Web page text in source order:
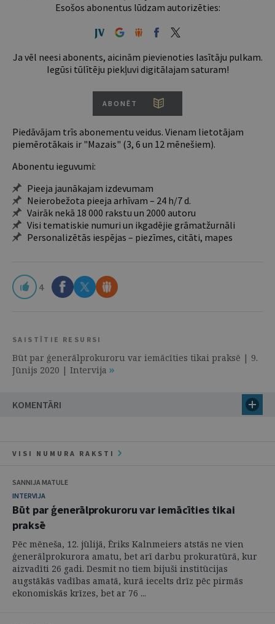
Esošos abonentus lūdzam autorizēties:
Ja vēl neesi abonents, aicinām pievienoties lasītāju pulkam.
Iegūsi tūlītēju piekļuvi digitālajam saturam!
ABONĒT
Piedāvājam trīs abonementu veidus. Vienam lietotājam
piemērotākais ir "Mazais" (3, 6 un 12 mēnešiem).
Abonentu ieguvumi:
Pieeja jaunākajam izdevumam
Neierobežota pieeja arhīvam – 24 h/7 d.
Vairāk nekā 18 000 rakstu un 2000 autoru
Visi tematiskie numuri un ikgadējie grāmatžurnāli
Personalizētās iespējas – piezīmes, citāti, mapes
4
SAISTĪTIE RESURSI
Būt par ģenerālprokuroru var iemācīties tikai praksē | 9.
Jūnijs 2020 | Intervija
KOMENTĀRI
VISI NUMURA RAKSTI
SANNIJA MATULE
INTERVIJA
Būt par ģenerālprokuroru var iemācīties tikai
praksē
Pēc mēneša, 12. jūlijā, Ēriks Kalnmeiers atstās ne vien
ģenerālprokurora amatu, bet arī darbu prokuratūrā, kur
aizvadīti 26 gadi. Desmit no tiem bijuši institūcijas
augstākās vadības amatā, kurā iecelts drīz pēc pirmās
ekonomiskās krīzes, bet ar 76 ...